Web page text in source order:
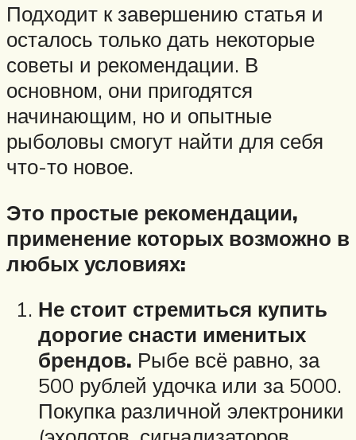
Подходит к завершению статья и
осталось только дать некоторые
советы и рекомендации. В
основном, они пригодятся
начинающим, но и опытные
рыболовы смогут найти для себя
что-то новое.
Это простые рекомендации,
применение которых возможно в
любых условиях:
Не стоит стремиться купить
дорогие снасти именитых
брендов. Рыбе всё равно, за
500 рублей удочка или за 5000.
Покупка различной электроники